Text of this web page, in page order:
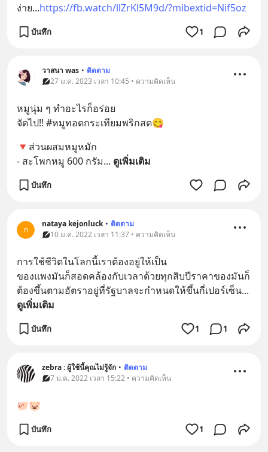
ง่าย...https://fb.watch/llZrKl5M9d/?mibextid=Nif5oz
บันทึก 1
วาสนา was • ติดตาม
27 ม.ค. 2023 เวลา 10:45 • ความคิดเห็น
หมูนุ่ม ๆ ทำอะไรก็อร่อย
จัดไป!! #หมูทอดกระเทียมพริกสด😋
🔻ส่วนผสมหมูหมัก
- สะโพกหมู 600 กรัม... ดูเพิ่มเติม
บันทึก
n
nataya​ kejonluck • ติดตาม
10 ม.ค. 2022 เวลา 11:37 • ความคิดเห็น
การใช้ชีวิตในโลกนี้เราต้องอยู่ให้เป็น
ของแพงมันก็สอดคล้องกับเวลาด้วยทุกสิบปีราคาของมันก็
ต้องขึ้นตามอัตราอยู่ที่รัฐบาลจะกำหนดให้ขึ้นกี่เปอร์เซ็น...
ดูเพิ่มเติม
บันทึก 1 1
zebra : ผู้ใช้นี้คุณไม่รู้จัก • ติดตาม
7 ม.ค. 2022 เวลา 15:22 • ความคิดเห็น
🐖🐷
บันทึก 1